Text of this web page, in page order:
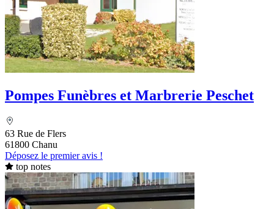
Pompes Funèbres et Marbrerie Peschet
63 Rue de Flers
61800 Chanu
Déposez le premier avis !
top notes